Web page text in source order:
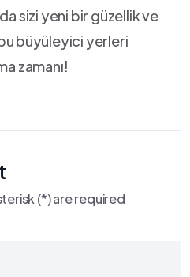
sizi yeni bir güzellik ‌ve
⁤büyüleyici yerleri
zamanı!
(*) are required